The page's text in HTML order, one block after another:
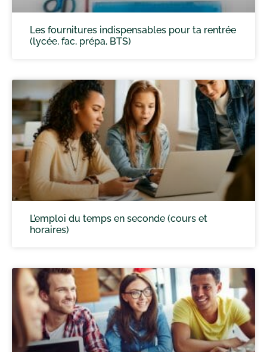
Les fournitures indispensables pour ta rentrée
(lycée, fac, prépa, BTS)
L’emploi du temps en seconde (cours et
horaires)